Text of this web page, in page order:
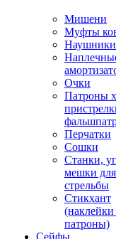
Мишени
Муфты
Наушники
Очки
Патроны
Перчатки
Сошки
Станки,
мешки для
стрельбы
Стикхант
(наклейки
патроны)
Сейфы